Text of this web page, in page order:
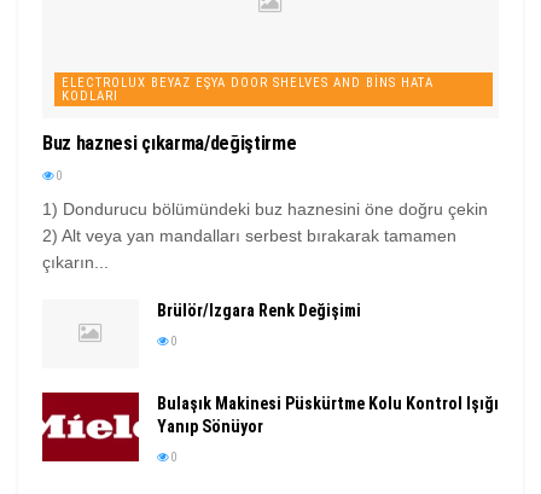
ELECTROLUX BEYAZ EŞYA DOOR SHELVES AND BINS HATA
KODLARI
Buz haznesi çıkarma/değiştirme
0
1) Dondurucu bölümündeki buz haznesini öne doğru çekin
2) Alt veya yan mandalları serbest bırakarak tamamen
çıkarın...
Brülör/Izgara Renk Değişimi
0
Bulaşık Makinesi Püskürtme Kolu Kontrol Işığı
Yanıp Sönüyor
0